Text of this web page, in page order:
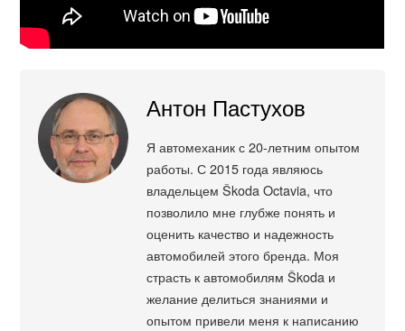
Антон Пастухов
Я автомеханик с 20-летним опытом
работы. С 2015 года являюсь
владельцем Škoda Octavia, что
позволило мне глубже понять и
оценить качество и надежность
автомобилей этого бренда. Моя
страсть к автомобилям Škoda и
желание делиться знаниями и
опытом привели меня к написанию